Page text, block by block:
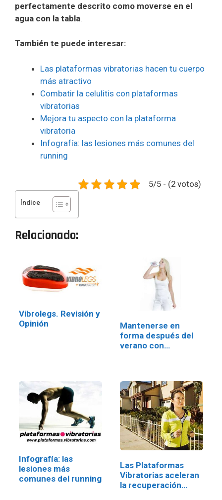
perfectamente descrito como moverse en el
agua con la tabla.
También te puede interesar:
Las plataformas vibratorias hacen tu cuerpo
más atractivo
Combatir la celulitis con plataformas
vibratorias
Mejora tu aspecto con la plataforma
vibratoria
Infografía: las lesiones más comunes del
running
5/5 - (2 votos)
Índice
Relacionado:
Vibrolegs. Revisión y
Opinión
Mantenerse en
forma después del
verano con…
Infografía: las
lesiones más
comunes del running
Las Plataformas
Vibratorias aceleran
la recuperación…